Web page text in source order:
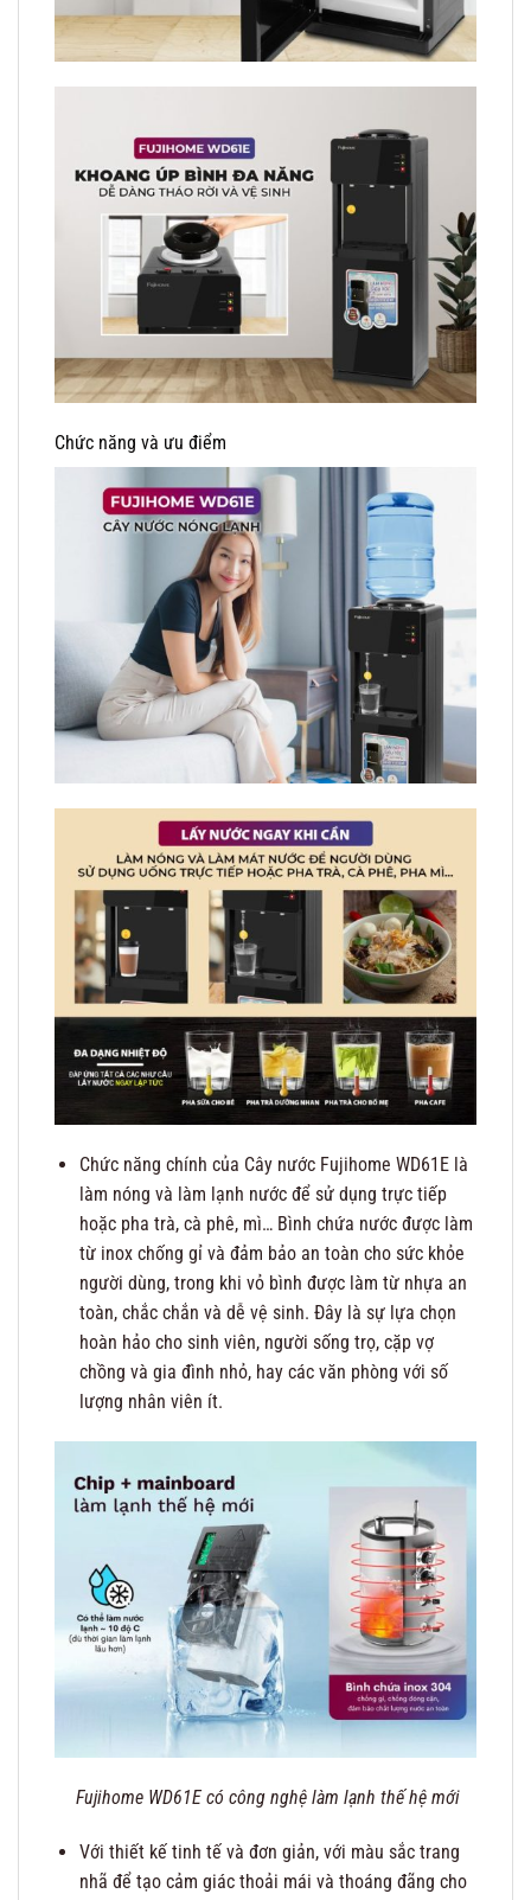
Chức năng và ưu điểm
Chức năng chính của Cây nước Fujihome WD61E là
làm nóng và làm lạnh nước để sử dụng trực tiếp
hoặc pha trà, cà phê, mì… Bình chứa nước được làm
từ inox chống gỉ và đảm bảo an toàn cho sức khỏe
người dùng, trong khi vỏ bình được làm từ nhựa an
toàn, chắc chắn và dễ vệ sinh. Đây là sự lựa chọn
hoàn hảo cho sinh viên, người sống trọ, cặp vợ
chồng và gia đình nhỏ, hay các văn phòng với số
lượng nhân viên ít.
Fujihome WD61E có công nghệ làm lạnh thế hệ mới
Với thiết kế tinh tế và đơn giản, với màu sắc trang
nhã để tạo cảm giác thoải mái và thoáng đãng cho